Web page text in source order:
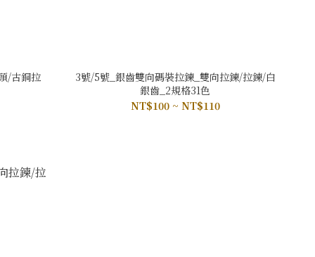
/古銅拉
3號/5號_銀齒雙向碼裝拉鍊_雙向拉鍊/拉鍊/白
銀齒_2規格31色
NT$100 ~ NT$110